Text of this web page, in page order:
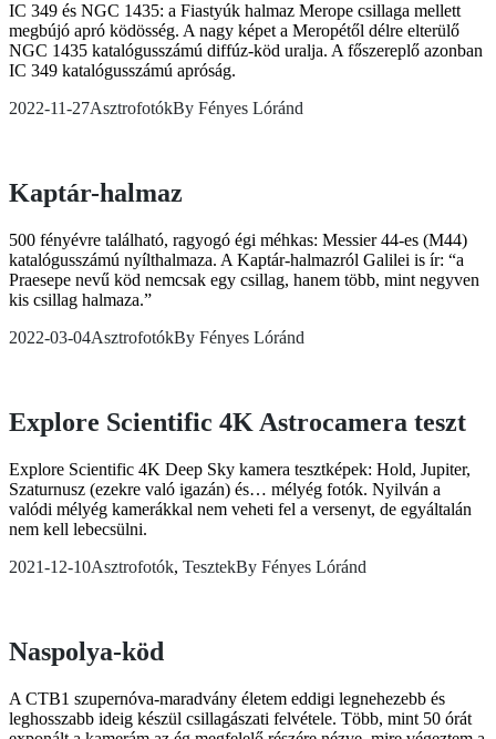
IC 349 és NGC 1435: a Fiastyúk halmaz Merope csillaga mellett
megbújó apró ködösség. A nagy képet a Meropétől délre elterülő
NGC 1435 katalógusszámú diffúz-köd uralja. A főszereplő azonban
IC 349 katalógusszámú apróság.
2022-11-27AsztrofotókBy Fényes Lóránd
Kaptár-halmaz
500 fényévre található, ragyogó égi méhkas: Messier 44-es (M44)
katalógusszámú nyílthalmaza. A Kaptár-halmazról Galilei is ír: “a
Praesepe nevű köd nemcsak egy csillag, hanem több, mint negyven
kis csillag halmaza.”
2022-03-04AsztrofotókBy Fényes Lóránd
Explore Scientific 4K Astrocamera teszt
Explore Scientific 4K Deep Sky kamera tesztképek: Hold, Jupiter,
Szaturnusz (ezekre való igazán) és… mélyég fotók. Nyilván a
valódi mélyég kamerákkal nem veheti fel a versenyt, de egyáltalán
nem kell lebecsülni.
2021-12-10Asztrofotók, TesztekBy Fényes Lóránd
Naspolya-köd
A CTB1 szupernóva-maradvány életem eddigi legnehezebb és
leghosszabb ideig készül csillagászati felvétele. Több, mint 50 órát